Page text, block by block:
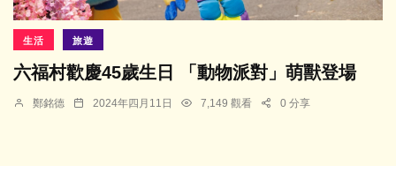
生活 旅遊
六福村歡慶45歲生日 「動物派對」萌獸登場
鄭銘德 2024年四月11日 7,149 觀看 0 分享